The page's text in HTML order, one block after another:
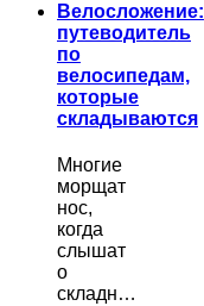
Велосложение:
путеводитель
по
велосипедам,
которые
складываются
Многие
морщат
нос,
когда
слышат
о
складн…